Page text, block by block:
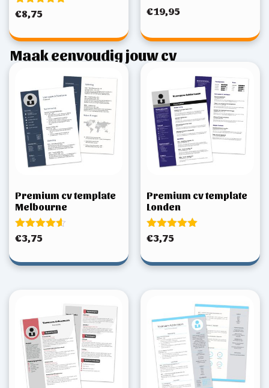
Gewaardeerd
5.00
€8,75 €19,95
Maak eenvoudig jouw cv
Premium cv template
Melbourne
Gewaardeerd
4.50
€3,75
Premium cv template
Londen
Gewaardeerd
5.00
€3,75